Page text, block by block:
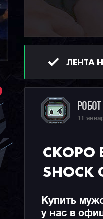
ЛЕНТА
11
СКОРО
SHOCK
Купить
у нас в